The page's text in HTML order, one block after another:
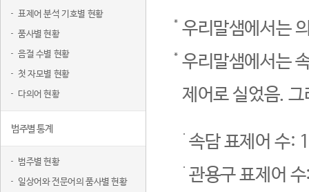
표제어 분석 기호별 현황
품사별 현황
음절 수별 현황
첫 자모별 현황
다의어 현황
범주별 통계
범주별 현황
일상어와 전문어의 품사별 현황
우리말샘에서는
우리말샘에서는
제어로 실었음.
속담 표제어 수:
관용구 표제어